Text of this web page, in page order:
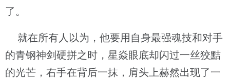
了。
就在所有人以为，他要用自身最强魂技和对手
的青钢神剑硬拼之时，星焱眼底却闪过一丝狡黠
的光芒，右手在背后一抹，肩头上赫然出现了一